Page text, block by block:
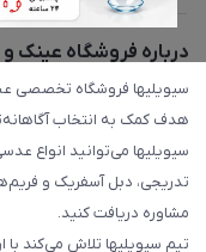
درباره فروشگاه عینک
سیویلیها فروشگاه تخصصی
هدف کمک به انتخاب
سیویلیها می‌توانید انواع
تدریجی، دبل آسفریک و
مشاوره دریافت کنید.
تیم سیویلیها تلاش می‌کند